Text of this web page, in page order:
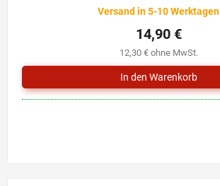
Versand in 5-10 Werktagen
12,30 € ohne MwSt.
14,90 €